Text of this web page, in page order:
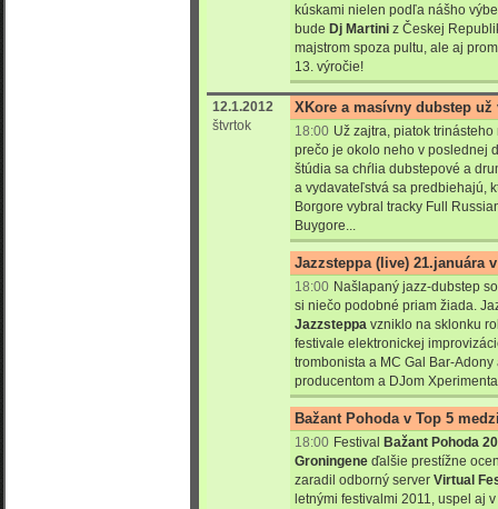
kúskami nielen podľa nášho
bude Dj Martini z Českej
majstrom spoza pultu, ale aj
13. výročie!
12.1.2012
štvrtok
XKore a masívny dubstep
18:00 Už zajtra, piatok
prečo je okolo neho v poslednej
štúdia sa chŕlia dubstepové a
a vydavateľstvá sa predbiehajú,
Borgore vybral tracky Full
Buygore...
Jazzsteppa (live) 21.januára
18:00 Našlapaný jazz-dubstep
si niečo podobné priam žiada.
Jazzsteppa vzniklo na sklonku
festivale elektronickej
trombonista a MC Gal Bar-
producentom a DJom
Bažant Pohoda v Top 5
18:00 Festival Bažant Pohoda
Groningene ďalšie prestížne
zaradil odborný server Virtual
letnými festivalmi 2011, uspel aj